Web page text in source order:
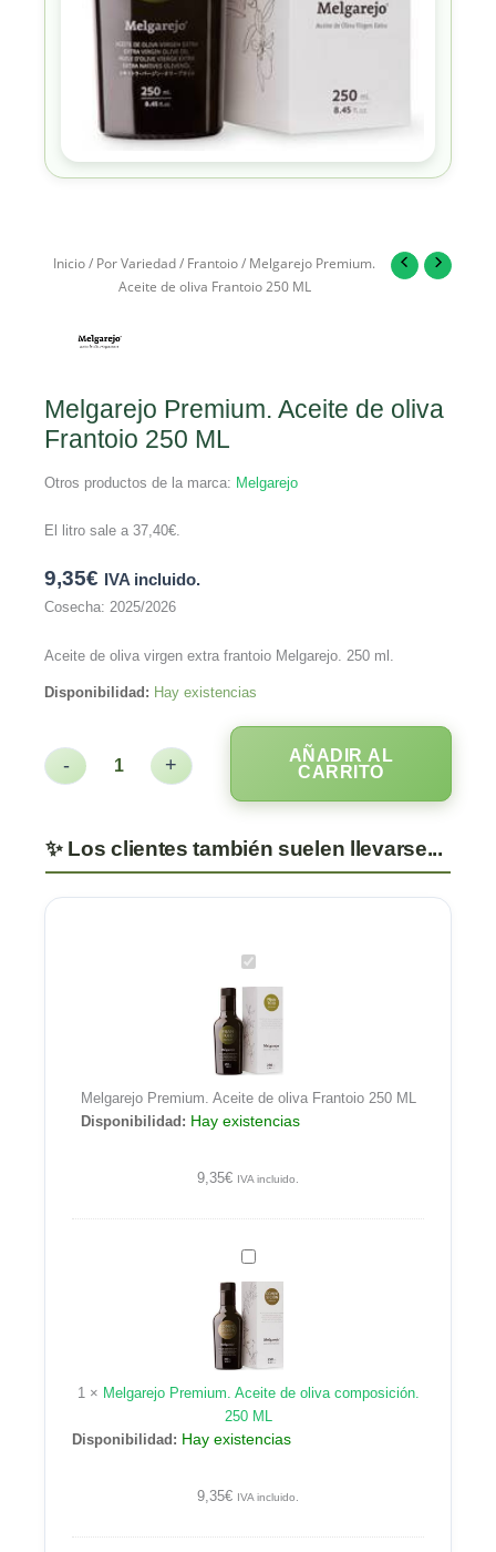
Inicio/ Por Variedad/ Frantoio/ Melgarejo Premium.
Aceite de oliva Frantoio 250 ML
Melgarejo Premium. Aceite de oliva
Frantoio 250 ML
Otros productos de la marca: Melgarejo
El litro sale a 37,40€.
9,35€ IVA incluido.
Cosecha: 2025/2026
Aceite de oliva virgen extra frantoio Melgarejo. 250 ml.
Disponibilidad: Hay existencias
- +
AÑADIR AL
CARRITO
Melgarejo
Premium.
Aceite
de
oliva
Frantoio
250
ML
Melgarejo Premium. Aceite de oliva Frantoio 250 ML
Disponibilidad: Hay existencias
9,35€ IVA incluido.
Melgarejo
Premium.
Aceite
de
oliva
composición.
250
ML
1× Melgarejo Premium. Aceite de oliva composición.
250 ML
Disponibilidad: Hay existencias
9,35€ IVA incluido.